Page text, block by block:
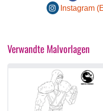
Instagram
Verwandte Malvorlagen